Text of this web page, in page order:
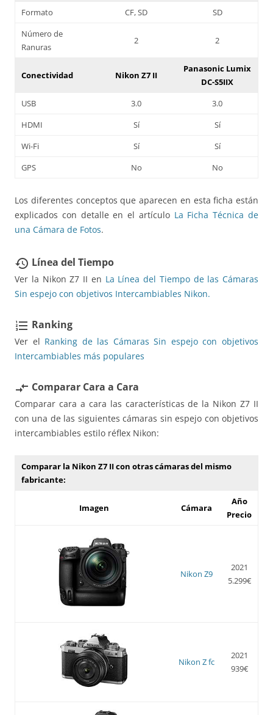
Formato
CF, SD
SD
Número de
Ranuras
2 2
Conectividad Nikon Z7 II
Panasonic Lumix
DC-S5IIX
USB
3.0
3.0
HDMI
Sí
Sí
Wi-Fi
Sí
Sí
GPS
No No
Los diferentes conceptos que aparecen en esta ficha están
explicados con detalle en el artículo La Ficha Técnica de
una Cámara de Fotos.
restore Línea del Tiempo
Ver la Nikon Z7 II en La Línea del Tiempo de las Cámaras
Sin espejo con objetivos Intercambiables Nikon.
format_list_numbered Ranking
Ver el Ranking de las Cámaras Sin espejo con objetivos
Intercambiables más populares
compare_arrows Comparar Cara a Cara
Comparar cara a cara las características de la Nikon Z7 II
con una de las siguientes cámaras sin espejo con objetivos
intercambiables estilo réflex Nikon:
Comparar la Nikon Z7 II con otras cámaras del mismo
fabricante:
Imagen Cámara
Año
Precio
Nikon Z9
2021
5.299€
Nikon Z fc
2021
939€